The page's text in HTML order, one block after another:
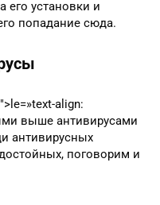
его установки и
попадание сюда.
align:
выше антивирусами
антивирусных
поговорим и